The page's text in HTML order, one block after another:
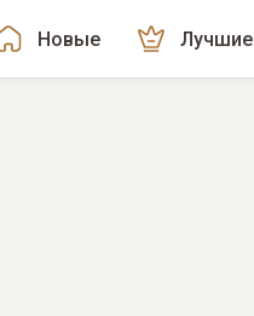
Новые Лучшие